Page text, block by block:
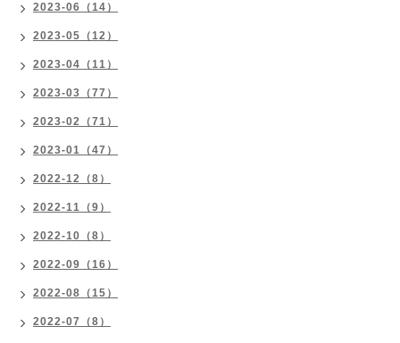
2023-06（14）
2023-05（12）
2023-04（11）
2023-03（77）
2023-02（71）
2023-01（47）
2022-12（8）
2022-11（9）
2022-10（8）
2022-09（16）
2022-08（15）
2022-07（8）